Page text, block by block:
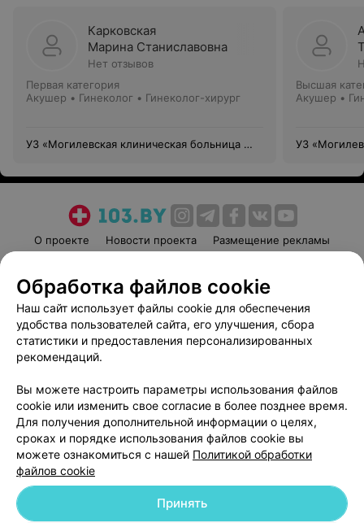
Карковская
Марина Станиславовна
Нет отзывов
Первая категория
Акушер • Гинеколог • Гинеколог-хирург
УЗ «Могилевская клиническая больница №
Высшая
Акушер •
УЗ
О проекте Новости проекта
Размещение рекламы
Пользовательское соглашение
Способы оплаты
Вакансии
Партнеры
Написать руководителю 103.by
Обработка персональных данных
© 2026 ООО «Артокс Лаб», УНП 191700409 | 220012, Республика Беларусь,
Обработка файлов cookie
Наш сайт использует файлы cookie для обеспечения
удобства пользователей сайта, его улучшения, сбора
статистики и предоставления персонализированных
рекомендаций.
Вы можете настроить параметры использования файлов
cookie или изменить свое согласие в более позднее время.
Для получения дополнительной информации о целях,
сроках и порядке использования файлов cookie вы
можете ознакомиться с нашей Политикой обработки
файлов cookie
Принять